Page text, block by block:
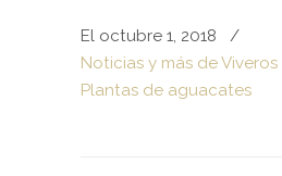
El octubre 1, 2018
/
Noticias y más de Viveros
Plantas de aguacates